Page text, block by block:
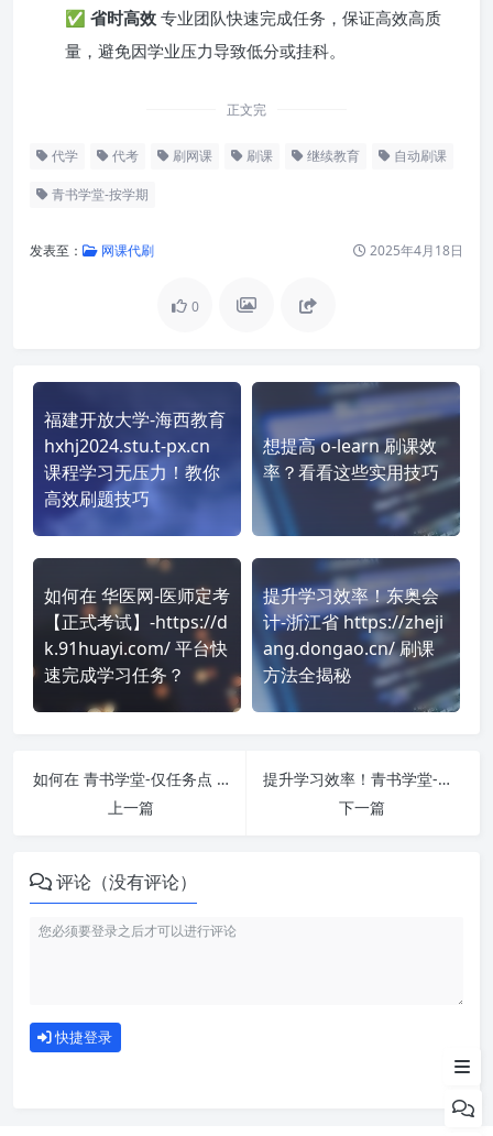
✅ 省时高效 专业团队快速完成任务，保证高效高质
量，避免因学业压力导致低分或挂科。
正文完
代学 代考 刷网课 刷课 继续教育 自动刷课
青书学堂-按学期
发表至： 网课代刷 2025年4月18日
0
福建开放大学-海西教育
hxhj2024.stu.t-px.cn
课程学习无压力！教你
高效刷题技巧
想提高 o-learn 刷课效
率？看看这些实用技巧
如何在 华医网-医师定考
【正式考试】-https://d
k.91huayi.com/ 平台快
速完成学习任务？
提升学习效率！东奥会
计-浙江省 https://zheji
ang.dongao.cn/ 刷课
方法全揭秘
如何在 青书学堂-仅任务点 平台快速完成学习任务？
上一篇
提升学习效率！青书学堂-仅考试 刷课方法全揭秘
下一篇
评论（没有评论）
快捷登录